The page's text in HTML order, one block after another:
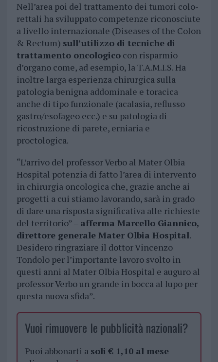
Nell’area poi del trattamento dei tumori colo-
rettali ha sviluppato competenze riconosciute
a livello internazionale (Diseases of the Colon
& Rectum) sull’utilizzo di tecniche di
trattamento oncologicocon risparmio
d’organo come, ad esempio, la T.A.M.I.S. Ha
inoltre larga esperienza chirurgica sulla
patologia benigna addominale e toracica
anche di tipo funzionale (acalasia, reflusso
gastro/esofageo ecc.) e su patologia di
ricostruzione di parete, erniaria e
proctologica.
“L’arrivo del professor Verbo al Mater Olbia
Hospital potenzia di fatto l’area di intervento
in chirurgia oncologica che, grazie anche ai
progetti a cui stiamo lavorando, sarà in grado
di dare una risposta significativa alle richieste
del territorio” – afferma Marcello Giannico,
direttore generale Mater Olbia Hospital.
Desidero ringraziare il dottor Vincenzo
Tondolo per l’importante lavoro svolto in
questi anni al Mater Olbia Hospital e auguro al
professor Verbo un grande in bocca al lupo per
questa nuova sfida”.
Vuoi rimuovere le pubblicità nazionali?
Puoi abbonarti a soli € 1,10 al mese